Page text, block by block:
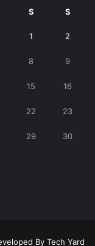
S S
1 2
8 9
15 16
22 23
29 30
By Tech Yard